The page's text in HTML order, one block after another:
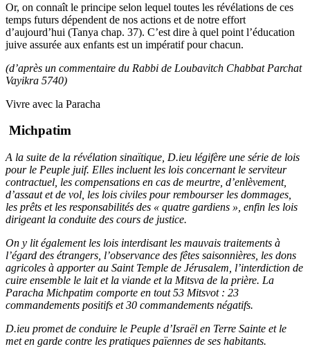
Or, on connaît le principe selon lequel toutes les révélations de ces
temps futurs dépendent de nos actions et de notre effort
d’aujourd’hui (Tanya chap. 37). C’est dire à quel point l’éducation
juive assurée aux enfants est un impératif pour chacun.
(d’après un commentaire du Rabbi de Loubavitch Chabbat Parchat
Vayikra 5740)
Vivre avec la Paracha
Michpatim
A la suite de la révélation sinaïtique, D.ieu légifère une série de lois
pour le Peuple juif. Elles incluent les lois concernant le serviteur
contractuel, les compensations en cas de meurtre, d’enlèvement,
d’assaut et de vol, les lois civiles pour rembourser les dommages,
les prêts et les responsabilités des « quatre gardiens », enfin les lois
dirigeant la conduite des cours de justice.
On y lit également les lois interdisant les mauvais traitements à
l’égard des étrangers, l’observance des fêtes saisonnières, les dons
agricoles à apporter au Saint Temple de Jérusalem, l’interdiction de
cuire ensemble le lait et la viande et la Mitsva de la prière. La
Paracha Michpatim comporte en tout 53 Mitsvot : 23
commandements positifs et 30 commandements négatifs.
D.ieu promet de conduire le Peuple d’Israël en Terre Sainte et le
met en garde contre les pratiques païennes de ses habitants.